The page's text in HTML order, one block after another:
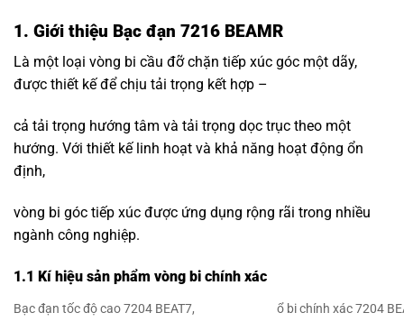
1. Giới thiệu Bạc đạn 7216 BEAMR
Là một loại vòng bi cầu đỡ chặn tiếp xúc góc một dãy,
được thiết kế để chịu tải trọng kết hợp –
cả tải trọng hướng tâm và tải trọng dọc trục theo một
hướng. Với thiết kế linh hoạt và khả năng hoạt động ổn
định,
vòng bi góc tiếp xúc được ứng dụng rộng rãi trong nhiều
ngành công nghiệp.
1.1 Kí hiệu sản phẩm vòng bi chính xác
Bạc đạn tốc độ cao 7204 BEAT7,
ổ bi chính xác 7204